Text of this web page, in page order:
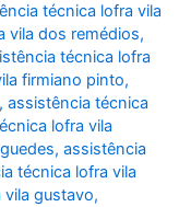
técnica lofra vila
vila dos remédios,
técnica lofra
firmiano pinto,
,assistência técnica
lofra vila
,assistência
técnica lofra vila
gustavo,